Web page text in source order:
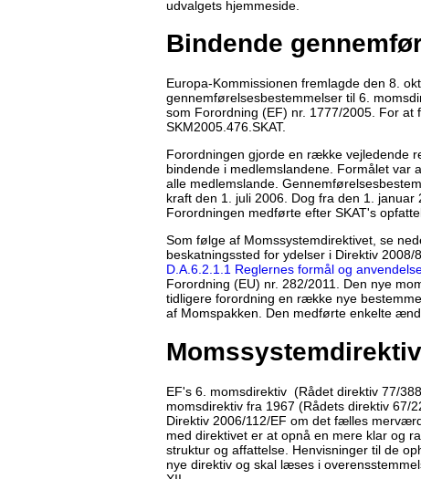
udvalgets hjemmeside.
Bindende
Europa-Kommissionen fremlagde den 8.
gennemførelsesbestemmelser til 6.
som Forordning (EF) nr. 1777/2005. For at
SKM2005.476.SKAT.
Forordningen gjorde en række vejledende
bindende i medlemslandene. Formålet var
alle medlemslande.
kraft den 1. juli 2006. Dog fra den 1.
Forordningen medførte efter SKAT's
Som følge af Momssystemdirektivet, se
beskatningssted for ydelser i Direktiv
D.A.6.2.1.1 Reglernes formål og
Forordning (EU) nr. 282/2011. Den nye
tidligere forordning en række nye
af Momspakken. Den medførte enkelte
EF's 6. momsdirektiv (Rådet direktiv 77/
momsdirektiv fra 1967 (Rådets direktiv 67/
Direktiv 2006/112/EF om det fælles
med direktivet er at opnå en mere klar og
struktur og affattelse. Henvisninger til de
nye direktiv og skal læses i